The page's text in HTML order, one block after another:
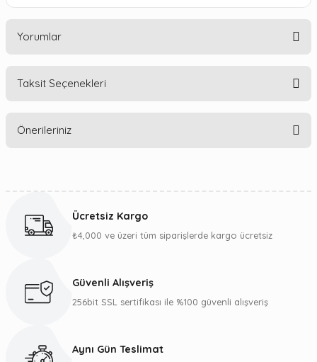
Yorumlar
Taksit Seçenekleri
Önerileriniz
Görüş ve önerileriniz için teşekkür ederiz.
Ürün bilgilerinde hatalar bulunuyor.
Ücretsiz Kargo
₺4,000 ve üzeri tüm siparişlerde kargo ücretsiz
Güvenli Alışveriş
256bit SSL sertifikası ile %100 güvenli alışveriş
Aynı Gün Teslimat